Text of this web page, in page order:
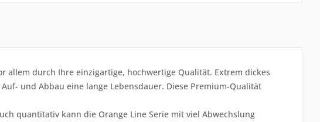
allem durch Ihre einzigartige, hochwertige Qualität. Extrem dickes
und Abbau eine lange Lebensdauer. Diese Premium-Qualität
quantitativ kann die Orange Line Serie mit viel Abwechslung